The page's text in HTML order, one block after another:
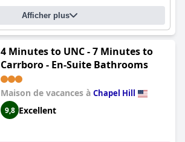
Afficher plus
4 Minutes to UNC - 7 Minutes to
Carrboro - En-Suite Bathrooms
Maison de vacances à Chapel Hill
9,8 Excellent